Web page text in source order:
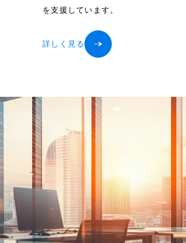
を支援しています。
詳しく見る